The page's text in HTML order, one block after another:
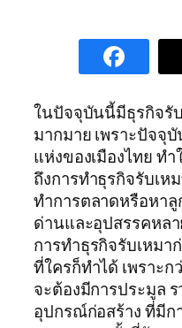
ในปัจจุบันนี้มีธุรกิจรั
มากมาย เพราะปัจจุ
แห่งของเมืองไทย ทำ
ถึงการทำธุรกิจรับเห
ทำการตลาดหรือหา
ด่านและอุปสรรคหลา
การทำธุรกิจรับเหมา
ที่ใครก็ทำได้ เพราะ
จะต้องมีการประมูล
อุปกรณ์ก่อสร้าง ที่มีก